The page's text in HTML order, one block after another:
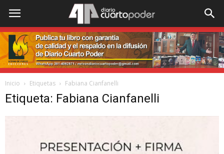
Inicio Etiquetas Fabiana Cianfanelli
Etiqueta: Fabiana Cianfanelli